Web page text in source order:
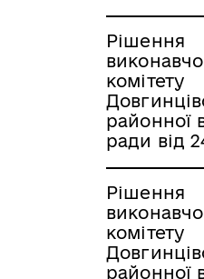
Рішення
комітету
районної
ради від
Рішення
комітету
районної